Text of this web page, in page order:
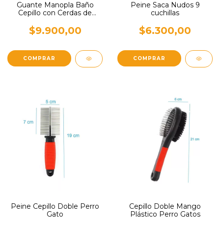
Guante Manopla Baño
Cepillo con Cerdas de
$9.900,00
Peine Saca Nudos 9
cuchillas
$6.300,00
Peine Cepillo Doble Perro
Gato
Cepillo Doble Mango
Plástico Perro Gatos